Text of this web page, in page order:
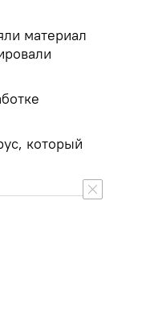
материал
который